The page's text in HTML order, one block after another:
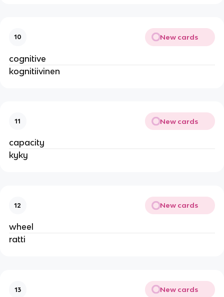
10 New cards
cognitive
kognitiivinen
11 New cards
capacity
kyky
12 New cards
wheel
ratti
13 New cards